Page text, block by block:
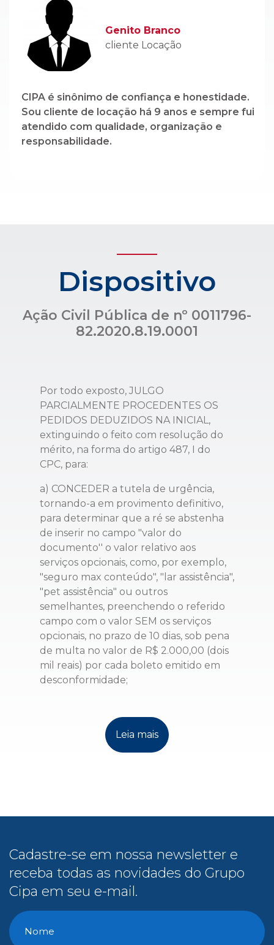
Genito Branco
cliente Locação
CIPA é sinônimo de confiança e honestidade.
Sou cliente de locação há 9 anos e sempre fui
atendido com qualidade, organização e
responsabilidade.
Dispositivo
Ação Civil Pública de nº 0011796-
82.2020.8.19.0001
Por todo exposto, JULGO
PARCIALMENTE PROCEDENTES OS
PEDIDOS DEDUZIDOS NA INICIAL,
extinguindo o feito com resolução do
mérito, na forma do artigo 487, I do
CPC, para:
a) CONCEDER a tutela de urgência,
tornando-a em provimento definitivo,
para determinar que a ré se abstenha
de inserir no campo "valor do
documento'' o valor relativo aos
serviços opcionais, como, por exemplo,
"seguro max conteúdo", "lar assistência",
"pet assistência" ou outros
semelhantes, preenchendo o referido
campo com o valor SEM os serviços
opcionais, no prazo de 10 dias, sob pena
de multa no valor de R$ 2.000,00 (dois
mil reais) por cada boleto emitido em
desconformidade;
Leia mais
Cadastre-se em nossa newsletter e
receba todas as novidades do Grupo
Cipa em seu e-mail.